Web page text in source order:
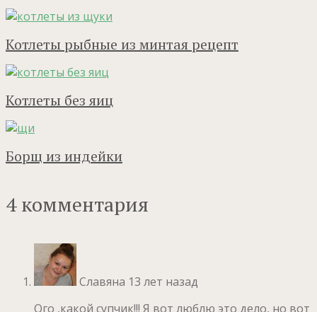
Котлеты рыбные из минтая рецепт
Котлеты без яиц
Борщ из индейки
4 комментария
Славяна 13 лет назад
Ого ,какой супчик!!! Я вот люблю это дело, но вот